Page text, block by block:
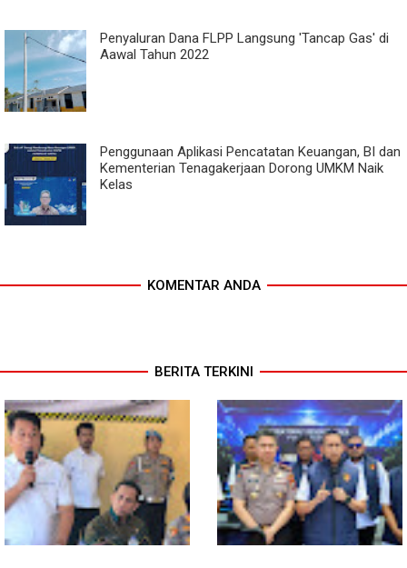
Penyaluran Dana FLPP Langsung 'Tancap Gas' di
Aawal Tahun 2022
Penggunaan Aplikasi Pencatatan Keuangan, BI dan
Kementerian Tenagakerjaan Dorong UMKM Naik
Kelas
KOMENTAR ANDA
BERITA TERKINI